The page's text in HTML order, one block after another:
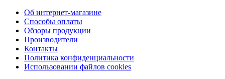
Об интернет-магазине
Способы оплаты
Обзоры продукции
Производители
Контакты
Политика конфиденциальности
Использовании файлов cookies